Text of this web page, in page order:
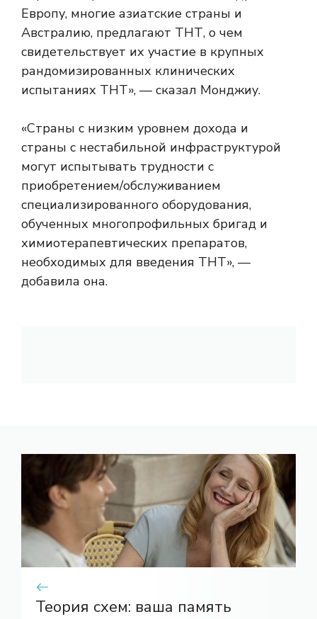
Европу, многие азиатские страны и
Австралию, предлагают ТНТ, о чем
свидетельствует их участие в крупных
рандомизированных клинических
испытаниях ТНТ», — сказал Монджиу.
«Страны с низким уровнем дохода и
страны с нестабильной инфраструктурой
могут испытывать трудности с
приобретением/обслуживанием
специализированного оборудования,
обученных многопрофильных бригад и
химиотерапевтических препаратов,
необходимых для введения ТНТ», —
добавила она.
Теория схем: ваша память